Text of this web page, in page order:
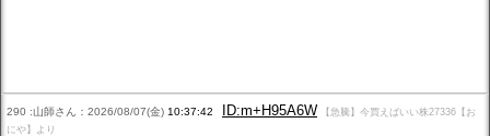
290 :山師さん：2026/08/07(金) 10:37:42 ID:m+H95A6W
【急騰】今買えばいい株27336【お
にや】より